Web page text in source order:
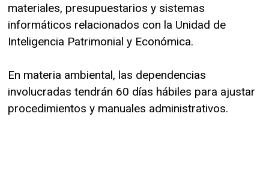
materiales, presupuestarios y sistemas
informáticos relacionados con la Unidad de
Inteligencia Patrimonial y Económica.
En materia ambiental, las dependencias
involucradas tendrán 60 días hábiles para ajustar
procedimientos y manuales administrativos.